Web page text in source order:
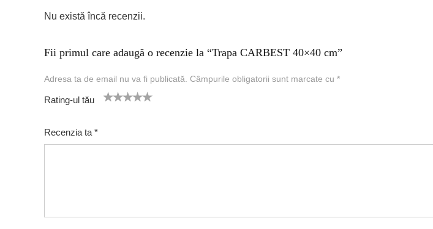
Nu există încă recenzii.
Fii primul care adaugă o recenzie la “Trapa CARBEST 40×40 cm”
Adresa ta de email nu va fi publicată. Câmpurile obligatorii sunt marcate cu *
Rating-ul tău
5
star
Recenzia ta *